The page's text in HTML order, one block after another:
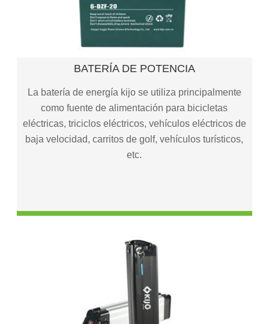
BATERÍA DE POTENCIA
Baterías EVF para vehículos eléctricos
Batería de Bicicleta eléctrica de la serie dzf a la
venta
BATERÍA DE POTENCIA
La batería de energía kijo se utiliza principalmente
como fuente de alimentación para bicicletas
eléctricas, triciclos eléctricos, vehículos eléctricos de
baja velocidad, carritos de golf, vehículos turísticos,
etc.